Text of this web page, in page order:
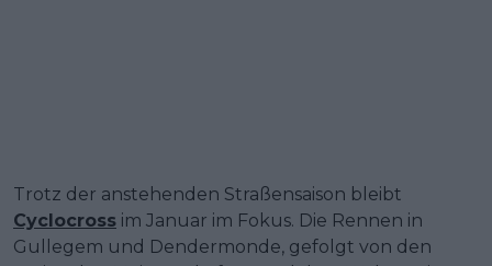
Trotz der anstehenden Straßensaison bleibt
Cyclocross im Januar im Fokus. Die Rennen in
Gullegem und Dendermonde, gefolgt von den